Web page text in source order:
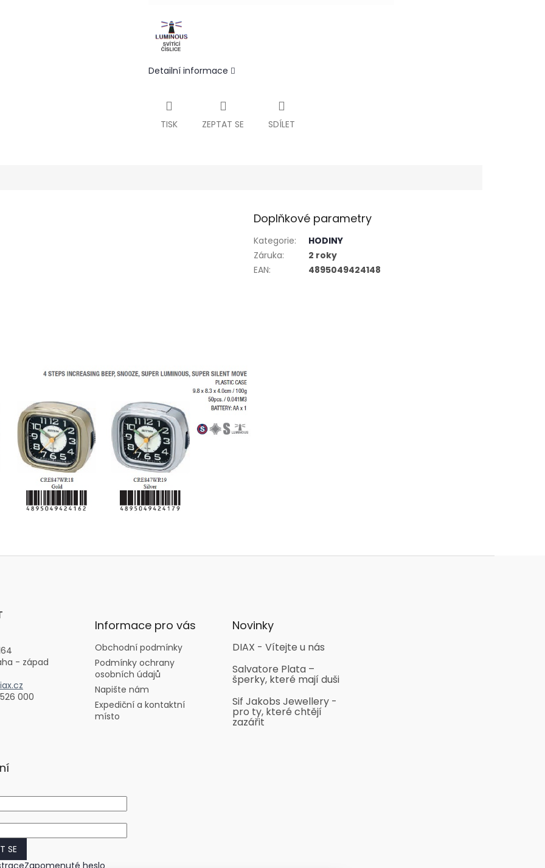
Detailní informace
TISK ZEPTAT SE SDÍLET
Doplňkové parametry
Kategorie:
HODINY
Záruka:
2 roky
EAN: 4895049424148
- západ
000
Informace pro vás
Obchodní podmínky
Podmínky ochrany
osobních údajů
Napište nám
Expediční a kontaktní
místo
Novinky
DIAX - Vítejte u nás
Salvatore Plata –
šperky, které mají duši
Sif Jakobs Jewellery -
pro ty, které chtějí
zazářit
SE